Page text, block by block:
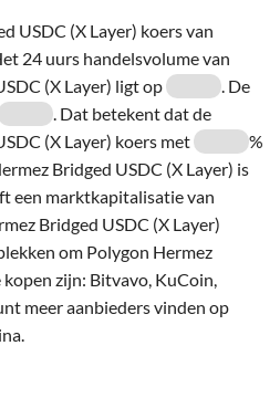
USDC (X Layer) koers van
24 uurs handelsvolume van
(X Layer) ligt op
. De
. Dat betekent dat de
(X Layer) koers met
%
Bridged USDC (X Layer) is
een marktkapitalisatie van
Bridged USDC (X Layer)
om Polygon Hermez
kopen zijn: Bitvavo, KuCoin,
meer aanbieders vinden op